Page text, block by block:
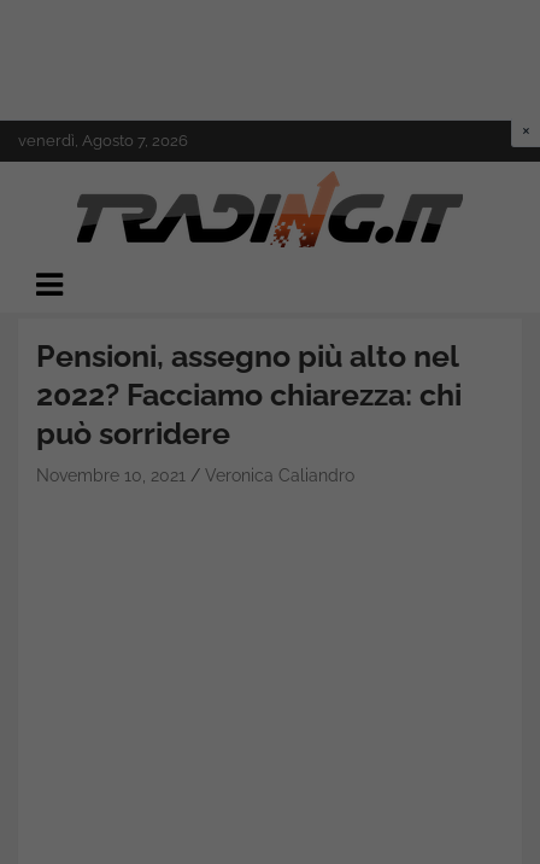
to
venerdì, Agosto 7, 2026
Trading.it
Pensioni, assegno più alto nel
2022? Facciamo chiarezza: chi
può sorridere
Novembre 10, 2021 Veronica Caliandro